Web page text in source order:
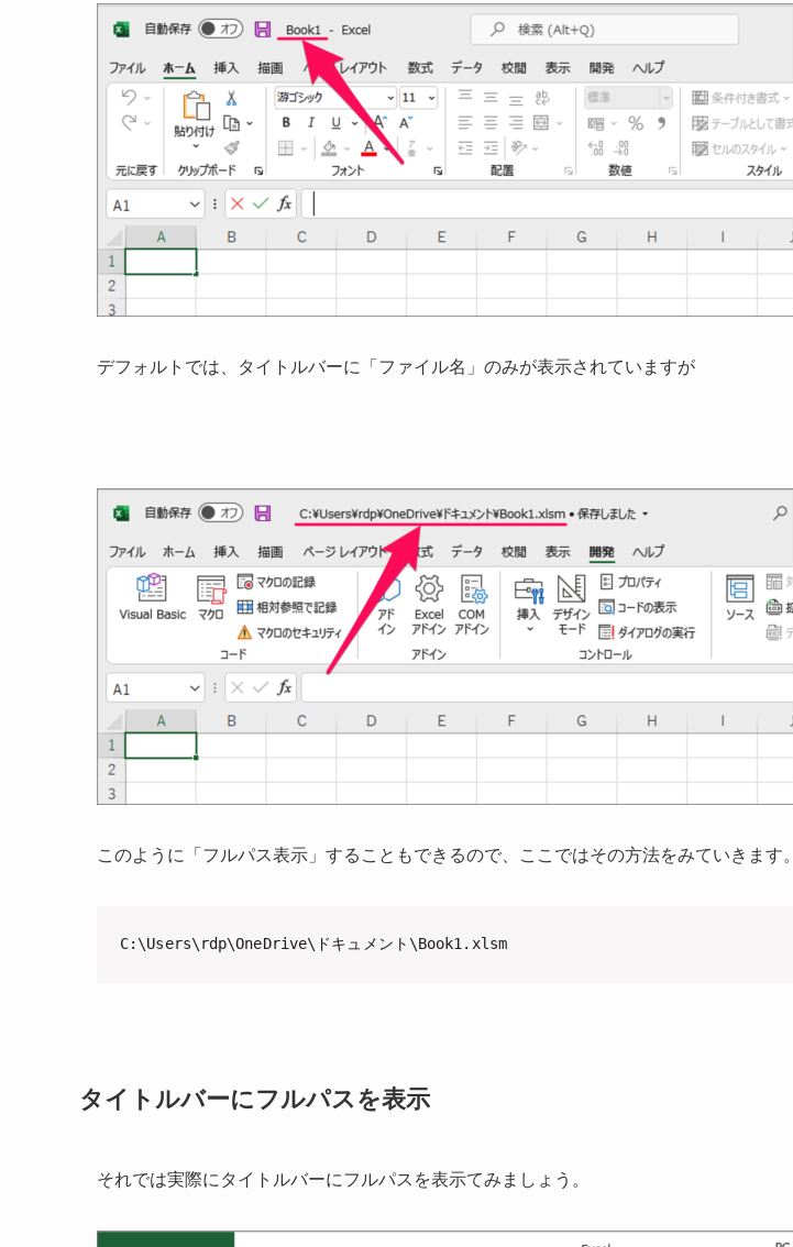
デフォルトでは、タイトルバーに「ファイル名」のみが表示されていますが
このように「フルパス表示」することもできるので、ここではその方法をみていきます。
C:\Users\rdp\OneDrive\ドキュメント\Book1.xlsm
タイトルバーにフルパスを表示
それでは実際にタイトルバーにフルパスを表示てみましょう。